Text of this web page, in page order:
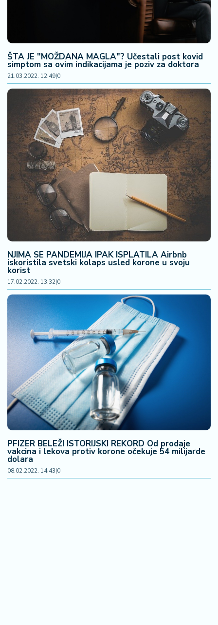
ŠTA JE "MOŽDANA MAGLA"? Učestali post kovid
simptom sa ovim indikacijama je poziv za doktora
21.03.2022. 12:49|0
NJIMA SE PANDEMIJA IPAK ISPLATILA Airbnb
iskoristila svetski kolaps usled korone u svoju
korist
17.02.2022. 13:32|0
PFIZER BELEŽI ISTORIJSKI REKORD Od prodaje
vakcina i lekova protiv korone očekuje 54 milijarde
dolara
08.02.2022. 14:43|0